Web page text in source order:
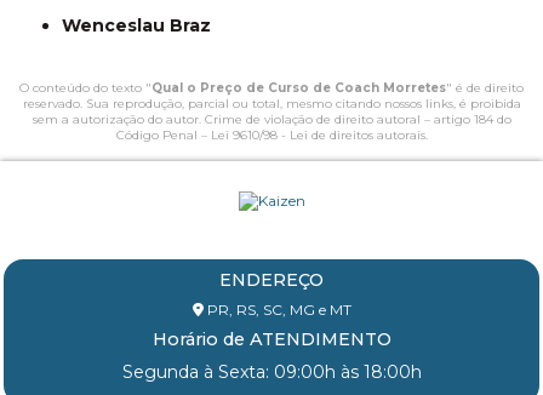
Wenceslau Braz
O conteúdo do texto "Qual o Preço de Curso de Coach Morretes" é de direito
reservado. Sua reprodução, parcial ou total, mesmo citando nossos links, é proibida
sem a autorização do autor. Crime de violação de direito autoral – artigo 184 do
Código Penal – Lei 9610/98 - Lei de direitos autorais.
ENDEREÇO
PR, RS, SC, MG e MT
Horário de ATENDIMENTO
Segunda à Sexta: 09:00h às 18:00h